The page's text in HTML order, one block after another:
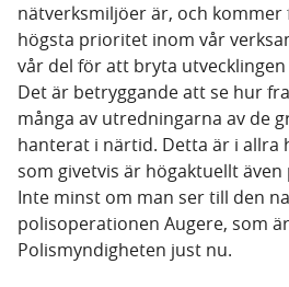
nätverksmiljöer är, och
högsta prioritet inom vår
vår del för att bryta
Det är betryggande att se hur
många av utredningarna av de
hanterat i närtid. Detta är i allra
som givetvis är högaktuellt
Inte minst om man ser till den
polisoperationen Augere, som
Polismyndigheten just nu.